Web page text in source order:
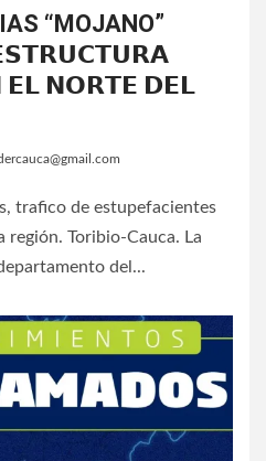
“MOJANO”
𝗘𝗦𝗧𝗥𝗨𝗖𝗧𝗨𝗥𝗔
𝗡𝗢𝗥𝗧𝗘 𝗗𝗘𝗟
trafico de estupefacientes
región. Toribio-Cauca. La
del...